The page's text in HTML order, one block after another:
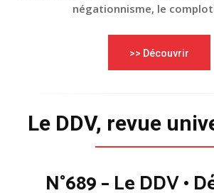
négationnisme, le
>> Découvrir
Le DDV, revue
N°689 – Le DDV •